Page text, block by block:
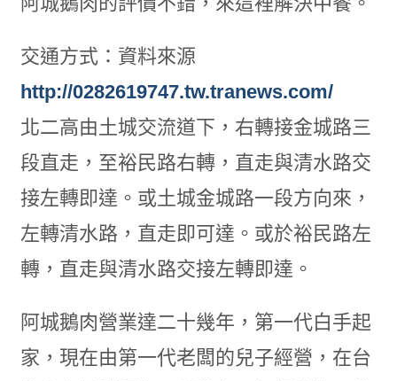
交通方式：資料來源
http://0282619747.tw.tranews.com/
北二高由土城交流道下，右轉接金城路三
段直走，至裕民路右轉，直走與清水路交
接左轉即達。或土城金城路一段方向來，
左轉清水路，直走即可達。或於裕民路左
轉，直走與清水路交接左轉即達。
阿城鵝肉營業達二十幾年，第一代白手起
家，現在由第一代老闆的兒子經營，在台